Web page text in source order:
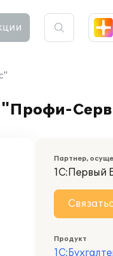
"Профи-
Партнер,
1С:Первый
Продукт